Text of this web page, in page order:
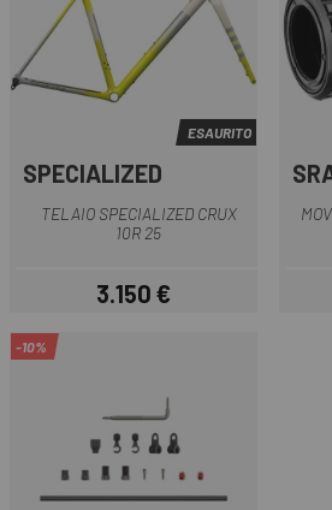
ESAURITO
SPECIALIZED
TELAIO SPECIALIZED CRUX
10R 25
Prezzo
3.150 €
-10%